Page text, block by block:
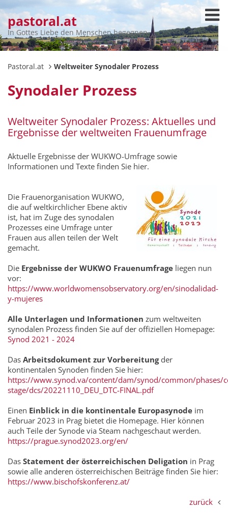
pastoral.at
In Gottes Liebe den Menschen begegnen
Pastoral.at Weltweiter Synodaler Prozess
Synodaler Prozess
Weltweiter Synodaler Prozess: Aktuelles und
Ergebnisse der weltweiten Frauenumfrage
Aktuelle Ergebnisse der WUKWO-Umfrage sowie
Informationen und Texte finden Sie hier.
Die Frauenorganisation WUKWO,
die auf weltkirchlicher Ebene aktiv
ist, hat im Zuge des synodalen
Prozesses eine Umfrage unter
Frauen aus allen teilen der Welt
gemacht.
Die Ergebnisse der WUKWO Frauenumfrage liegen nun
vor:
https://www.worldwomensobservatory.org/en/sinodalidad-
y-mujeres
Alle Unterlagen und Informationen zum weltweiten
synodalen Prozess finden Sie auf der offiziellen Homepage:
Synod 2021 - 2024
Das Arbeitsdokument zur Vorbereitung der
kontinentalen Synoden finden Sie hier:
https://www.synod.va/content/dam/synod/common/phases/
stage/dcs/20221110_DEU_DTC-FINAL.pdf
Einen Einblick in die kontinentale Europasynode im
Februar 2023 in Prag bietet die Homepage. Hier können
auch Teile der Synode via Steam nachgeschaut werden.
https://prague.synod2023.org/en/
Das Statement der österreichischen Deligation in Prag
sowie alle anderen österreichischen Beiträge finden Sie hier:
https://www.bischofskonferenz.at/
zurück